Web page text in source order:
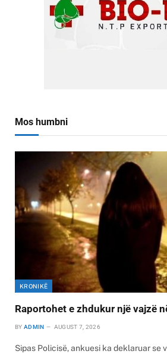
Mos humbni
KRONIKË
Raportohet e zhdukur një vajzë
BY ADMIN AUGUST 7, 2026
Sipas Policisë, ankuesi ka deklaruar se